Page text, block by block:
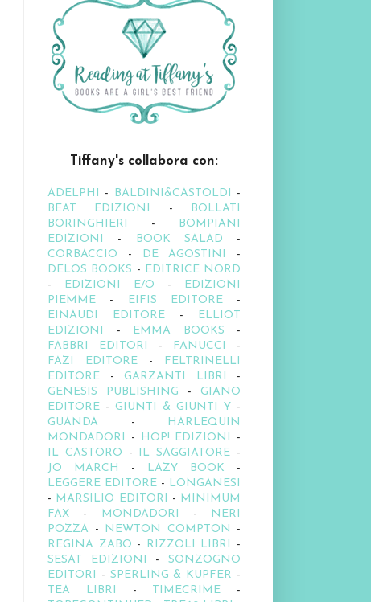
Tiffany's collabora con:
ADELPHI - BALDINI&CASTOLDI -
BEAT EDIZIONI
- BOLLATI
BORINGHIERI - BOMPIANI
EDIZIONI
- BOOK SALAD -
CORBACCIO - DE AGOSTINI
-
DELOS BOOKS - EDITRICE NORD
- EDIZIONI E/O - EDIZIONI
PIEMME - EIFIS EDITORE-
EINAUDI EDITORE - ELLIOT
EDIZIONI
- EMMA BOOKS -
FABBRI EDITORI
- FANUCCI
-
FAZI EDITORE - FELTRINELLI
EDITORE - GARZANTI LIBRI -
GENESIS PUBLISHING - GIANO
EDITORE - GIUNTI & GIUNTI Y -
GUANDA - HARLEQUIN
MONDADORI
- HOP! EDIZIONI
-
IL CASTORO - IL SAGGIATORE -
JO MARCH - LAZY BOOK -
LEGGERE EDITORE - LONGANESI
- MARSILIO EDITORI - MINIMUM
FAX - MONDADORI - NERI
POZZA - NEWTON COMPTON -
REGINA ZABO - RIZZOLI LIBRI
-
SESAT EDIZIONI
-SONZOGNO
EDITORI - SPERLING & KUPFER -
TEA LIBRI
- TIMECRIME -